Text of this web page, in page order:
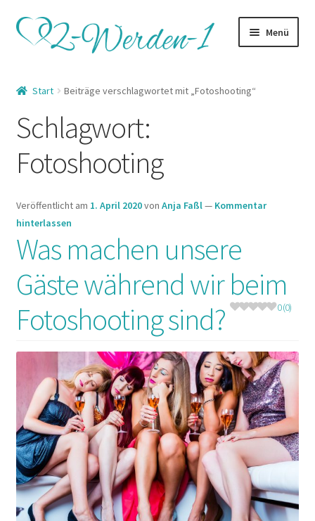
Zur
Navigation
Zum
Inhalt
Menü
Start Beiträge verschlagwortet mit „Fotoshooting“
Schlagwort:
Fotoshooting
Veröffentlicht am 1. April 2020von Anja Faßl— Kommentar
hinterlassen
Was machen unsere
Gäste während wir beim
Fotoshooting sind?
0 (0)